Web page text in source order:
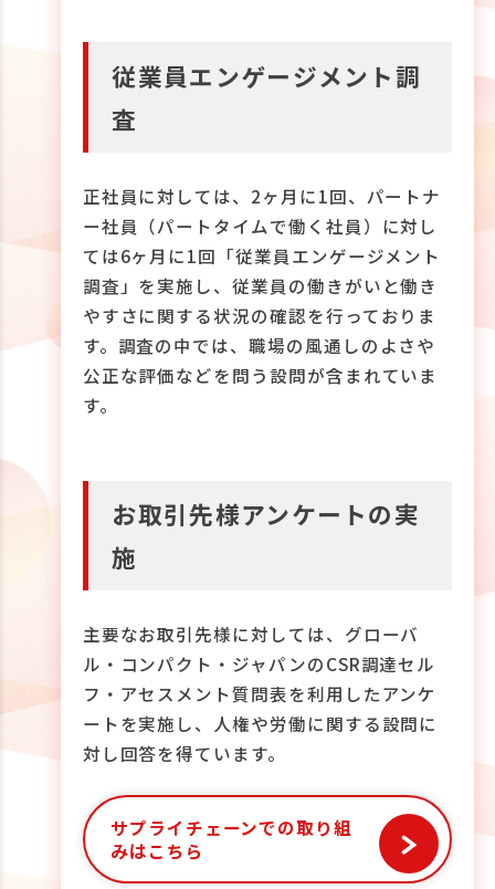
従業員エンゲージメント調
査
正社員に対しては、2ヶ月に1回、パートナ
ー社員（パートタイムで働く社員）に対し
ては6ヶ月に1回「従業員エンゲージメント
調査」を実施し、従業員の働きがいと働き
やすさに関する状況の確認を行っておりま
す。調査の中では、職場の風通しのよさや
公正な評価などを問う設問が含まれていま
す。
お取引先様アンケートの実
施
主要なお取引先様に対しては、グローバ
ル・コンパクト・ジャパンのCSR調達セル
フ・アセスメント質問表を利用したアンケ
ートを実施し、人権や労働に関する設問に
対し回答を得ています。
サプライチェーンでの取り組
みはこちら